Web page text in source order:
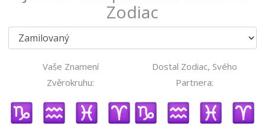
Zodiac
Vaše Znamení
Zvěrokruhu:
Dostal Zodiac, Svého
Partnera: